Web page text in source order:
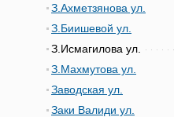
З.Ахметзянова ул.
З.Биишевой ул.
З.Исмагилова ул.
З.Махмутова ул.
Заводская ул.
Заки Валиди ул.